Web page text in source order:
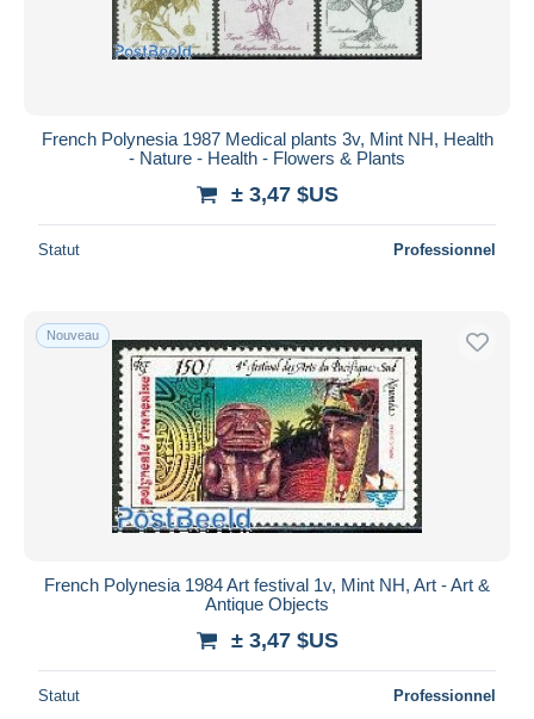
French Polynesia 1987 Medical plants 3v, Mint NH, Health
- Nature - Health - Flowers & Plants
± 3,47 $US
Statut Professionnel
Nouveau
French Polynesia 1984 Art festival 1v, Mint NH, Art - Art &
Antique Objects
± 3,47 $US
Statut Professionnel